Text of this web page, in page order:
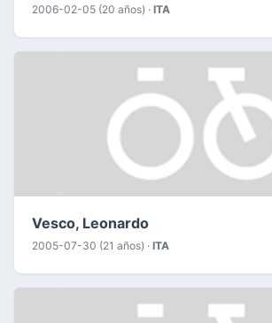
2006-02-05 (20 años) · ITA
Vesco, Leonardo
2005-07-30 (21 años) · ITA